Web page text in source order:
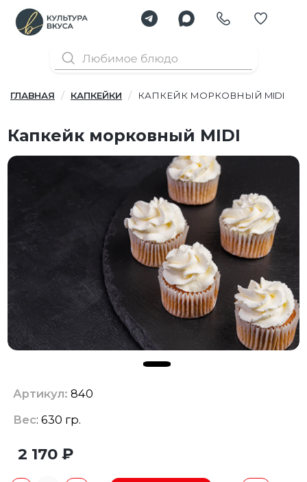
ГЛАВНАЯ КАПКЕЙКИ КАПКЕЙК МОРКОВНЫЙ MIDI
Капкейк морковный MIDI
Артикул: 840
Вес: 630 гр.
2 170 ₽